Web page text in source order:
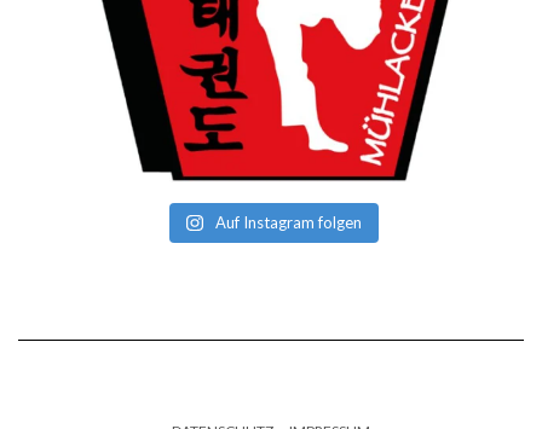
Auf Instagram folgen